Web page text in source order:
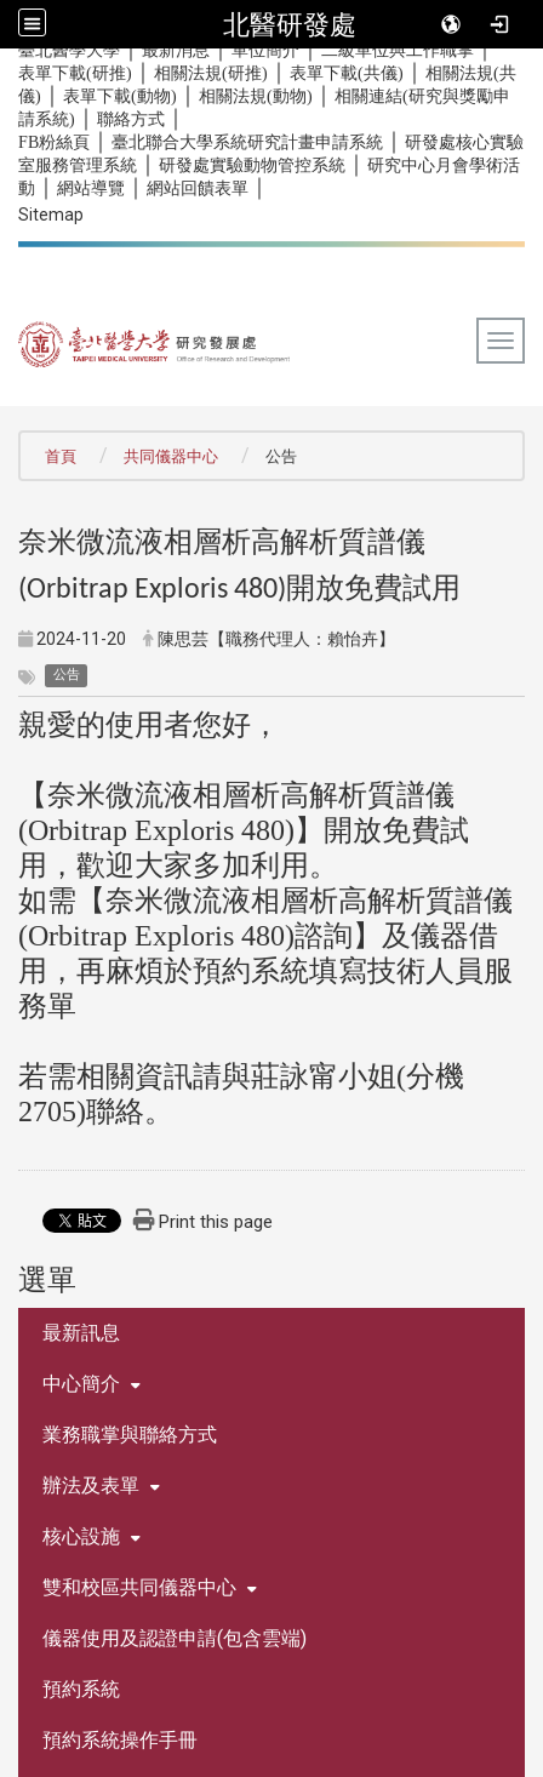
北醫研發處
::: 臺北醫學大學｜最新消息｜單位簡介｜二級單位與工作職掌｜
表單下載(研推) 相關法規(研推) 表單下載(共儀)
相關法規(共
儀)
表單下載(動物) 相關法規(動物)
相關連結(研究與獎勵申
請系統)
聯絡方式
FB粉絲頁 臺北聯合大學系統研究計畫申請系統
研發處核心實驗
室服務管理系統
研發處實驗動物管控系統
研究中心月會學術活
動
網站導覽 網站回饋表單
Sitemap
首頁 共同儀器中心 公告
奈米微流液相層析高解析質譜儀
(Orbitrap Exploris 480)開放免費試用
2024-11-20 陳思芸【職務代理人：賴怡卉】
公告
親愛的使用者您好，
【奈米微流液相層析高解析質譜儀
(Orbitrap Exploris 480)】開放免費試
用，歡迎大家多加利用。
如需【奈米微流液相層析高解析質譜儀
(Orbitrap Exploris 480)諮詢】及儀器借
用，再麻煩於預約系統填寫技術人員服
務單
若需相關資訊請與莊詠甯小姐(分機
2705)聯絡。
Print this page
選單
最新訊息
中心簡介
業務職掌與聯絡方式
辦法及表單
核心設施
雙和校區共同儀器中心
儀器使用及認證申請(包含雲端)
預約系統
預約系統操作手冊